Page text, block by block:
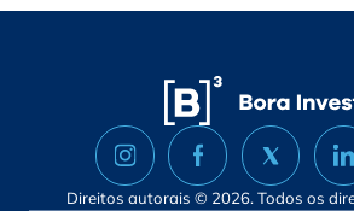
Direitos autorais © 2026. Todos os